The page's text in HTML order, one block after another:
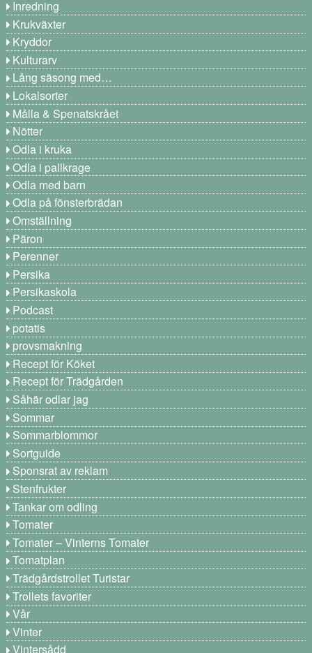
Inredning
Krukväxter
Kryddor
Kulturarv
Lång säsong med…
Lokalsorter
Målla & Spenatskrået
Nötter
Odla i kruka
Odla i pallkrage
Odla med barn
Odla på fönsterbrädan
Omställning
Päron
Perenner
Persika
Persikaskola
Podcast
potatis
provsmakning
Recept för Köket
Recept för Trädgården
Såhär odlar jag
Sommar
Sommarblommor
Sortguide
Sponsrat av reklam
Stenfrukter
Tankar om odling
Tomater
Tomater – Vinterns Tomater
Tomatplan
Trädgårdstrollet Turistar
Trollets favoriter
Vår
Vinter
Vintersådd